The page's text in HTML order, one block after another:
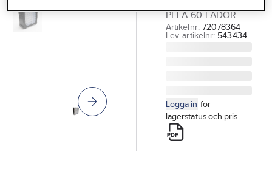
Vanliga frågor
PELA 60 LÅDOR
Artikelnr: 72078364
Lev. artikelnr: 543434
Logga in för
lagerstatus och pris